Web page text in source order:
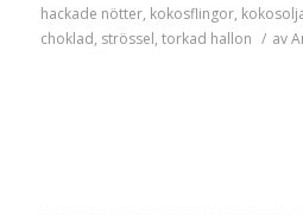
hackade nötter, kokosflingor,
choklad, strössel, torkad hallon / av